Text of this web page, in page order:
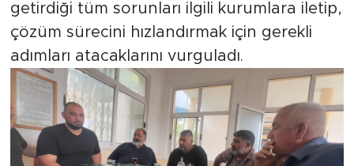
getirdiği tüm sorunları ilgili kurumlara iletip,
çözüm sürecini hızlandırmak için gerekli
adımları atacaklarını vurguladı.